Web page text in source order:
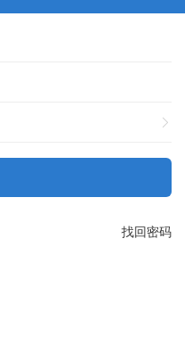
找回密码